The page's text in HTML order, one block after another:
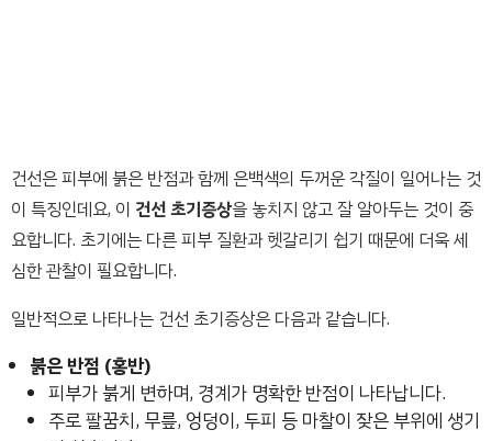
건선은 피부에 붉은 반점과 함께 은백색의 두꺼운 각질이 일어나는 것
이 특징인데요, 이 건선 초기증상을 놓치지 않고 잘 알아두는 것이 중
요합니다. 초기에는 다른 피부 질환과 헷갈리기 쉽기 때문에 더욱 세
심한 관찰이 필요합니다.
일반적으로 나타나는 건선 초기증상은 다음과 같습니다.
붉은 반점 (홍반)
피부가 붉게 변하며, 경계가 명확한 반점이 나타납니다.
주로 팔꿈치, 무릎, 엉덩이, 두피 등 마찰이 잦은 부위에 생기